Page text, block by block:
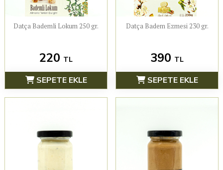
Datça Bademli Lokum 250 gr.
220 TL
SEPETE EKLE
Datça Badem Ezmesi 230 gr.
390 TL
SEPETE EKLE